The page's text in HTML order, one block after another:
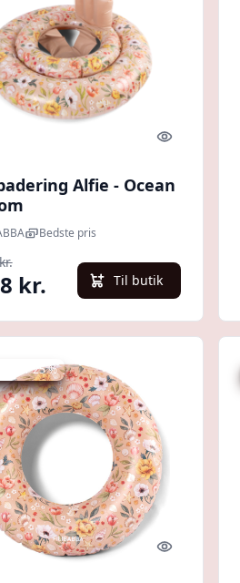
Quick look
Alfie - Ocean
Bedste pris
kr. Til butik
- spar 25 %
Quick look